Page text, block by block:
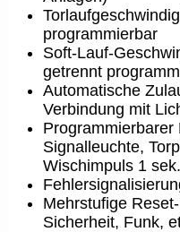
programmierbar
Soft-Lauf-
getrennt
Automatische
Verbindung mit
Programmierbarer
Signalleuchte,
Wischimpuls 1
Mehrstufige
Sicherheit, Funk,